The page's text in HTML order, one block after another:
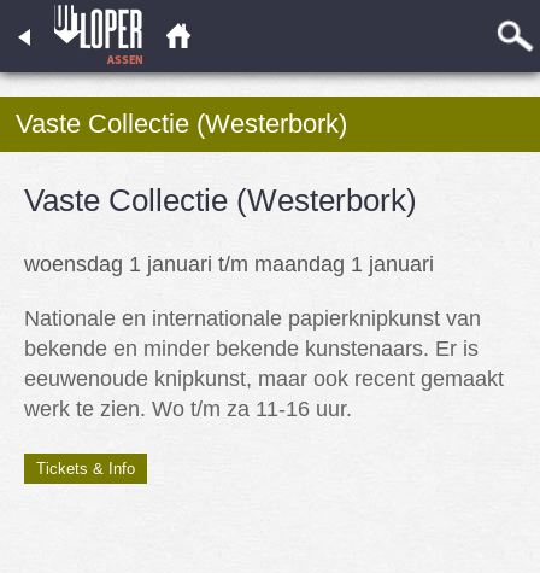
Vaste Collectie (Westerbork)
Vaste Collectie (Westerbork)
woensdag 1 januari t/m maandag 1 januari
Nationale en internationale papierknipkunst van
bekende en minder bekende kunstenaars. Er is
eeuwenoude knipkunst, maar ook recent gemaakt
werk te zien. Wo t/m za 11-16 uur.
Tickets & Info